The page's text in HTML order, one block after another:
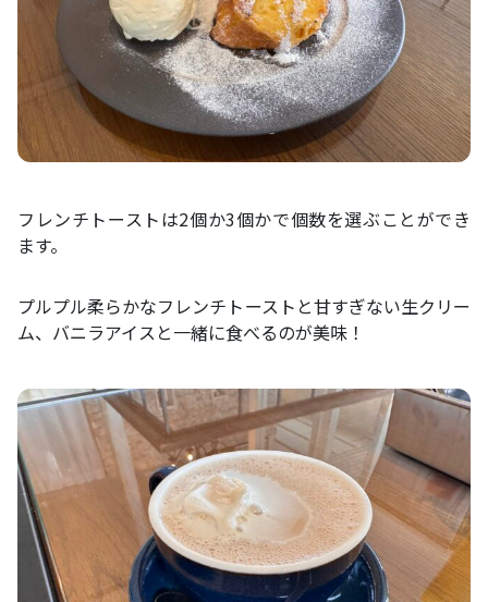
フレンチトーストは2個か3個かで個数を選ぶことができ
ます。
プルプル柔らかなフレンチトーストと甘すぎない生クリー
ム、バニラアイスと一緒に食べるのが美味！